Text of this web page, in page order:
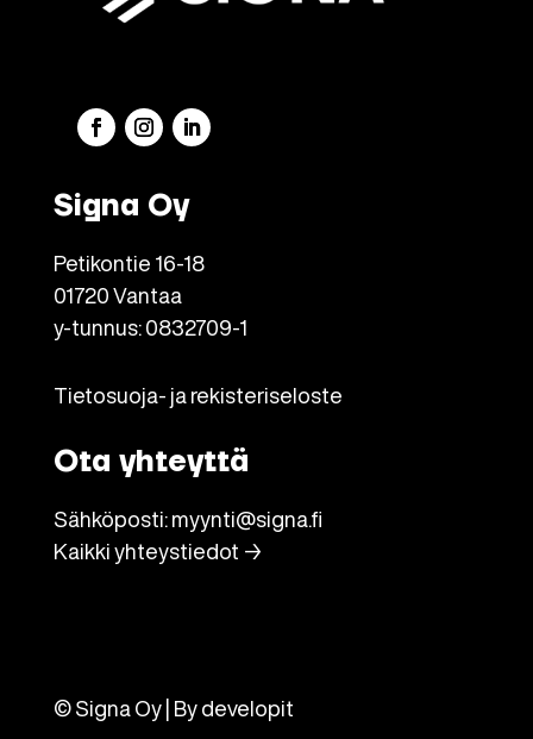
Signa Oy
Petikontie 16-18
01720 Vantaa
y-tunnus: 0832709-1
Tietosuoja- ja rekisteriseloste
Ota yhteyttä
Sähköposti: myynti@signa.fi
Kaikki yhteystiedot →
© Signa Oy | By developit